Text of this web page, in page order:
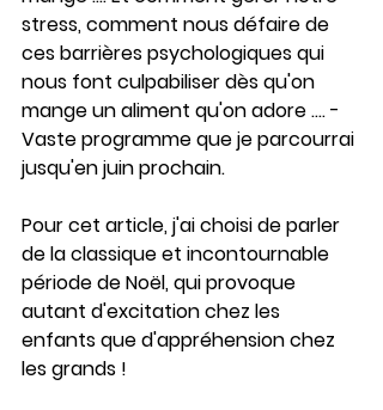
stress, comment nous défaire de
ces barrières psychologiques qui
nous font culpabiliser dès qu'on
mange un aliment qu'on adore .... -
Vaste programme que je parcourrai
jusqu'en juin prochain.
Pour cet article, j'ai choisi de parler
de la classique et incontournable
période de Noël, qui provoque
autant d'excitation chez les
enfants que d'appréhension chez
les grands !